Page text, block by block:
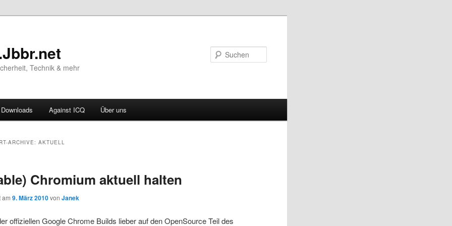
Technik & mehr
Downloads Against ICQ Über uns
ARCHIVE:AKTUELL
Chromium aktuell halten
am9. März 2010 vonJanek
offiziellen Google Chrome Builds lieber auf den OpenSource Teil des